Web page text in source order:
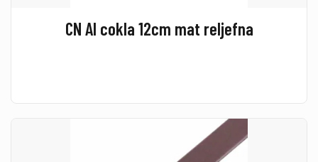
CN Al cokla 12cm mat reljefna